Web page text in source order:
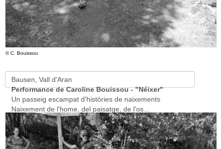
© C. Bouissou
Bausen, Vall d'Aran
Performance de Caroline Bouissou - "Néixer"
Un passeig escampat d'històries de naixements
Naixement de l'home, del paisatge, de l'os...